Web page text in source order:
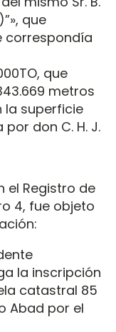
que
correspondía
que
metros
la superficie
don C. H. J.
el Registro de
4, fue objeto
la inscripción
catastral 85
Abad por el